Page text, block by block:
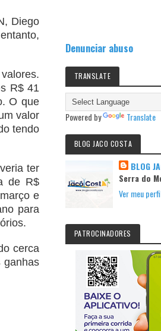
Diego
R$ 41
O que
valor
tendo
ter
de R$
e
para
cerca
ganhas
Denunciar abuso
TRANSLATE
Powered by Translate
BLOG JACO COSTA
BLOG
Serra do
Ver meu
PATROCINADORES